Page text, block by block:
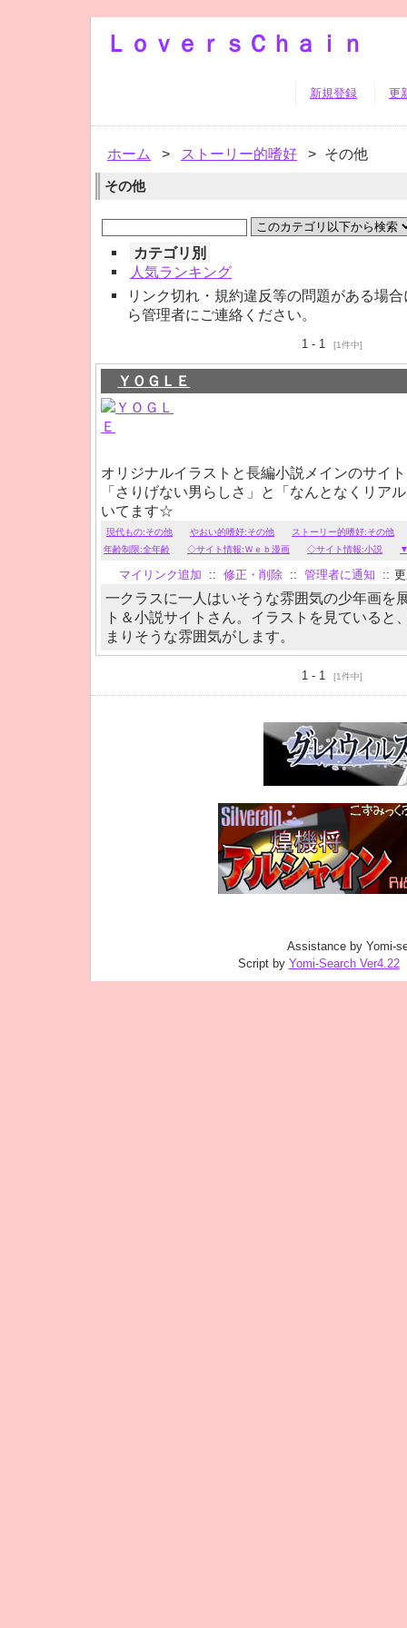
ＬｏｖｅｒｓＣｈａｉｎ
新規登録 更
ホーム > ストーリー的嗜好 > その他
その他
カテゴリ別
人気ランキング
リンク切れ・規約違反等の問題がある場合
ら管理者にご連絡ください。
1 - 1 [1件中]
ＹＯＧＬＥ
オリジナルイラストと長編小説メインのサイ
「さりげない男らしさ」と「なんとなくリア
いてます☆
現代もの:その他 やおい的嗜好:その他
ストーリー的嗜好:その他
年齢制限:全年齢
◇サイト情報:Ｗｅｂ漫画 ◇サイト情報:小説
マイリンク追加 :: 修正・削除 :: 管理者に通知 ::
一クラスに一人はいそうな雰囲気の少年画を
ト＆小説サイトさん。イラストを見ていると
まりそうな雰囲気がします。
1 - 1 [1件中]
Assistance by Yomi-
Script by Yomi-Search Ver4.22